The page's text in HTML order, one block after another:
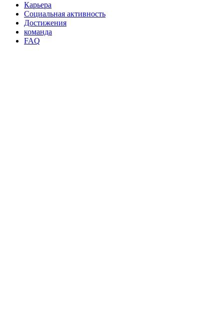
Карьера
Социальная активность
Достижения
команда
FAQ